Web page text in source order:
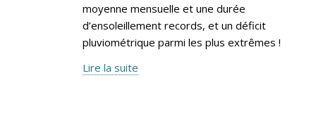
moyenne mensuelle et une durée
d’ensoleillement records, et un déficit
pluviométrique parmi les plus extrêmes !
Lire la suite